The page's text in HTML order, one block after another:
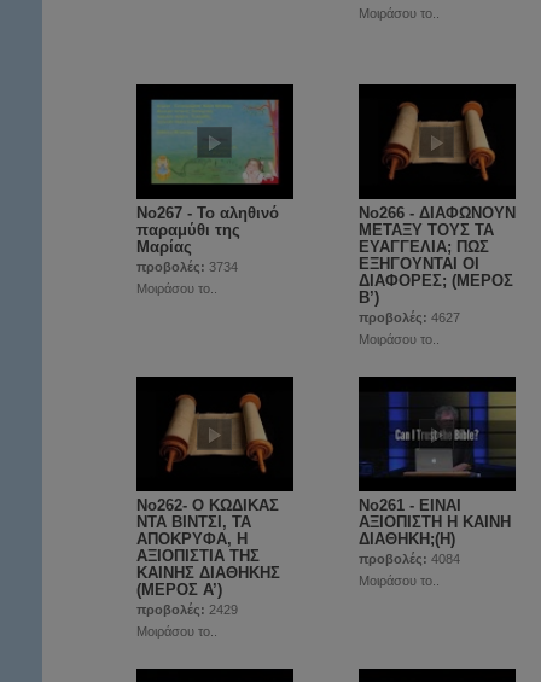
Μοιράσου το..
No267 - Το αληθινό
παραμύθι της
Μαρίας
προβολές: 3734
Μοιράσου το..
No266 - ΔΙΑΦΩΝΟΥΝ
ΜΕΤΑΞΥ ΤΟΥΣ ΤΑ
ΕΥΑΓΓΕΛΙΑ; ΠΩΣ
ΕΞΗΓΟΥΝΤΑΙ ΟΙ
ΔΙΑΦΟΡΕΣ; (ΜΕΡΟΣ
Β’)
προβολές: 4627
Μοιράσου το..
No262- Ο ΚΩΔΙΚΑΣ
ΝΤΑ ΒΙΝΤΣΙ, ΤΑ
ΑΠΟΚΡΥΦΑ, Η
ΑΞΙΟΠΙΣΤΙΑ ΤΗΣ
ΚΑΙΝΗΣ ΔΙΑΘΗΚΗΣ
(ΜΕΡΟΣ A’)
προβολές: 2429
Μοιράσου το..
No261 - ΕΙΝΑΙ
ΑΞΙΟΠΙΣΤΗ Η ΚΑΙΝΗ
ΔΙΑΘΗΚΗ;(Η)
προβολές: 4084
Μοιράσου το..